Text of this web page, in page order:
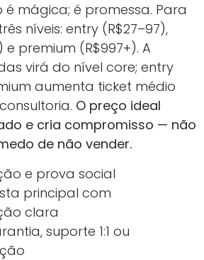
mágica; é promessa. Para
níveis: entry (R$27–97),
e premium (R$997+). A
virá do nível core; entry
aumenta ticket médio
O preço ideal
e cria compromisso — não
de não vender.
e prova social
principal com
clara
suporte 1:1 ou